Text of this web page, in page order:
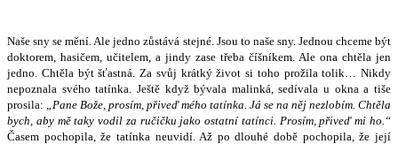
Naše sny se mění. Ale jedno zůstává stejné. Jsou to naše sny. Jednou chceme být
doktorem, hasičem, učitelem, a jindy zase třeba číšníkem. Ale ona chtěla jen
jedno. Chtěla být šťastná. Za svůj krátký život si toho prožila tolik… Nikdy
nepoznala svého tatínka. Ještě když bývala malinká, sedívala u okna a tiše
prosila:
„Pane Bože, prosím, přiveď mého tatínka. Já se na něj nezlobím. Chtěla
bych, aby mě taky vodil za ručičku jako ostatní tatínci. Prosím, přiveď mi ho.“
Časem pochopila, že tatínka neuvidí. Až po dlouhé době pochopila, že její